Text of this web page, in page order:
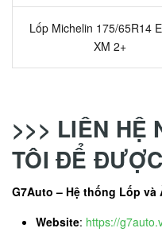
Lốp Michelin 175/65R14
XM 2+
>>> LIÊN HỆ
TÔI ĐỂ
G7Auto – Hệ thống Lốp
Website: https://